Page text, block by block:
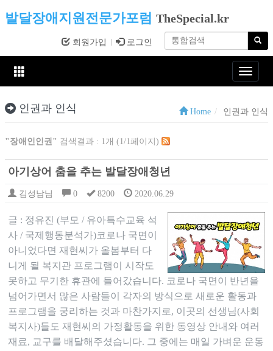
발달장애지원전문가포럼 TheSpecial.kr
회원가입 로그인
Toggle
인권과 인식 Home 인권과 인식
"장애인인권" 검색결과 : 1개 (1/1페이지)
아기상어 춤을 추는 발달장애청년
김성남님 0 8200 2020.06.29
글 : 정유진 (부모 / 유아특수교육 석
사 / 국제행동분석가)코로나 국면이
아니었다면 재현씨가 올봄부터 다
니게 될 복지관 프로그램이 시작도
못하고 무기한 휴관에 들어갔습니다. 코로나 국면이 반년을
넘어가면서 많은 사람들이 각자의 방식으로 새로운 활동과
프로그램을 궁리하는 것과 마찬가지로, 이곳의 선생님(사회
복지사)들도 재현씨의 가정활동을 위한 동영상 안내와 여러
재료, 교구를 배달해주셨습니다. 그 중에는 매일 가벼운 운동